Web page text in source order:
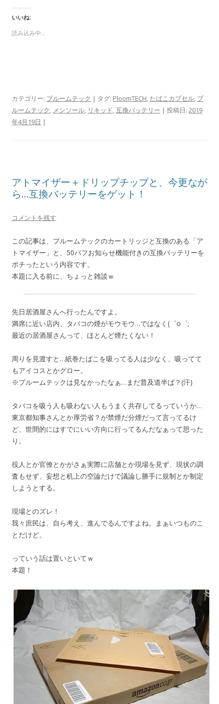
いいね:
読み込み中…
カテゴリー: プルームテック | タグ: PloomTECH, たばこカプセル, プ
ルームテック, メンソール, リキッド,互換バッテリー | 投稿日: 2019
年4月19日 |
アトマイザー＋ドリップチップと、今更なが
ら…互換バッテリーをゲット！
コメントを残す
この記事は、プルームテックのカートリッジと互換のある「ア
トマイザー」と、50パフお知らせ機能付きの互換バッテリーを
ポチったという内容です。
本題に入る前に、ちょっと雑談ｗ
先日居酒屋さんへ行ったんですよ。
満席に近い店内、タバコの煙がモウモウ…ではなく(゜o゜;
最近の居酒屋さんって、ほとんど煙たくない！
周りを見渡すと…紙巻たばこを吸ってる人は少なく、吸ってて
もアイコスとかグロー。
※プルームテックは見なかったなぁ…まだ普及道半ば？(汗)
タバコを吸う人も吸わない人もうまく共存してるっていうか…
東京都知事さんとか厚労省？が禁煙だ分煙だって言ってるけ
ど、世間的にはすでにいい方向に行ってるんだなぁって思った
り。
役人とか官僚とかがさぁ実際に店舗とか現場を見ず、現状の調
査もせず、妄想と机上の空論だけで議論し勝手に規制とか制定
しようとする。
現場とのズレ！
我々庶民は、自ら考え、進んでるんですよね。まぁいつものこ
とだけど。
っていう話は置いといてｗ
本題！